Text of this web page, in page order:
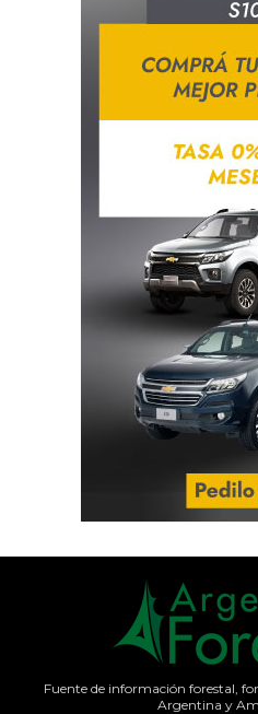
Fuente de información forestal,
Argentina y